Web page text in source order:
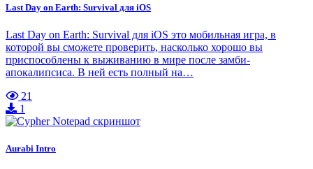
Last Day on Earth: Survival для iOS
Last Day on Earth: Survival для iOS это мобильная игра, в
которой вы сможете проверить, насколько хорошо вы
приспособлены к выживанию в мире после замби-
апокалипсиса. В ней есть полный на…
21
1
Aurabi Intro